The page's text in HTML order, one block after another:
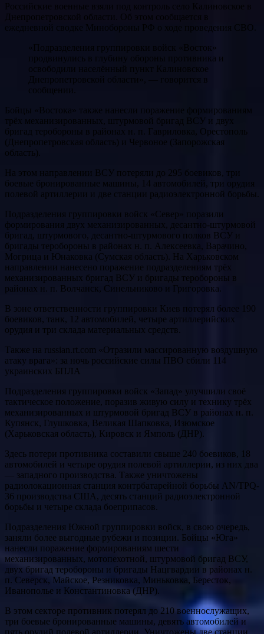
Российские военные взяли под контроль село Калиновское в
Днепропетровской области. Об этом сообщается в
ежедневной сводке Минобороны РФ о ходе проведения СВО.
«Подразделения группировки войск «Восток»
продвинулись в глубину обороны противника и
освободили населённый пункт Калиновское
Днепропетровской области», — говорится в
сообщении.
Бойцы «Востока» также нанесли поражение формированиям
трёх механизированных, штурмовой бригад ВСУ и двух
бригад теробороны в районах н. п. Гавриловка, Орестополь
(Днепропетровская область) и Червоное (Запорожская
область).
На этом направлении ВСУ потеряли до 295 боевиков, три
боевые бронированные машины, 14 автомобилей, три орудия
полевой артиллерии и две станции радиоэлектронной борьбы.
Подразделения группировки войск «Север» поразили
формирования двух механизированных, десантно-штурмовой
бригад, штурмового, десантно-штурмового полков ВСУ и
бригады теробороны в районах н. п. Алексеевка, Варачино,
Могрица и Юнаковка (Сумская область). На Харьковском
направлении нанесено поражение подразделениям трёх
механизированных бригад ВСУ и бригады теробороны в
районах н. п. Волчанск, Синельниково и Григоровка.
В зоне ответственности группировки Киев потерял более 190
боевиков, танк, 12 автомобилей, четыре артиллерийских
орудия и три склада материальных средств.
Также на russian.rt.com «Отразили массированную воздушную
атаку врага»: за ночь российские силы ПВО сбили 114
украинских БПЛА
Подразделения группировки войск «Запад» улучшили своё
тактическое положение, поразив живую силу и технику трёх
механизированных и штурмовой бригад ВСУ в районах н. п.
Купянск, Глушковка, Великая Шапковка, Изюмское
(Харьковская область), Кировск и Ямполь (ДНР).
Здесь потери противника составили свыше 240 боевиков, 18
автомобилей и четыре орудия полевой артиллерии, из них два
— западного производства. Также уничтожены
радиолокационная станция контрбатарейной борьбы AN/TPQ-
36 производства США, десять станций радиоэлектронной
борьбы и четыре склада боеприпасов.
Подразделения Южной группировки войск, в свою очередь,
заняли более выгодные рубежи и позиции. Бойцы «Юга»
нанесли поражение формированиям шести
механизированных, мотопехотной, штурмовой бригад ВСУ,
двух бригад теробороны и бригады Нацгвардии в районах н.
п. Северск, Майское, Резниковка, Миньковка, Бересток,
Иванополье и Константиновка (ДНР).
В этом секторе противник потерял до 210 военнослужащих,
три боевые бронированные машины, девять автомобилей и
пять орудий полевой артиллерии. Уничтожены две станции